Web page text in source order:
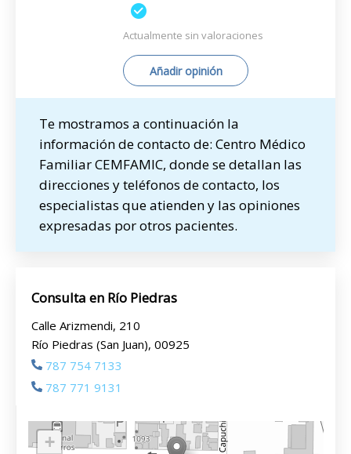
Actualmente sin valoraciones
Añadir opinión
Te mostramos a continuación la
información de contacto de: Centro Médico
Familiar CEMFAMIC, donde se detallan las
direcciones y teléfonos de contacto, los
especialistas que atienden y las opiniones
expresadas por otros pacientes.
Consulta en Río Piedras
Calle Arizmendi, 210
Río Piedras (San Juan), 00925
787 754 7133
787 771 9131
+